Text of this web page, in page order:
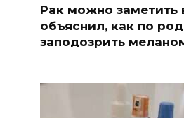
Рак можно заметить
объяснил, как по
заподозрить